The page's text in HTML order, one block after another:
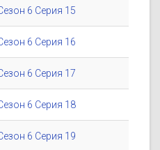
6 Серия 15
6 Серия 16
6 Серия 17
6 Серия 18
6 Серия 19